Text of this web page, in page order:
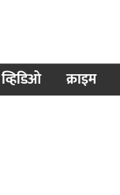
व्हिडिओ क्राइम